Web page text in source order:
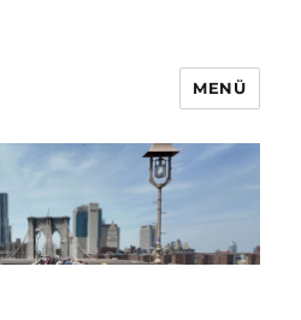
MENÜ